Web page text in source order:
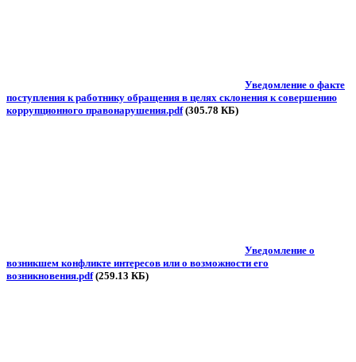
Уведомление о факте
поступления к работнику обращения в целях склонения к совершению
коррупционного правонарушения.pdf(305.78 КБ)
Уведомление о
возникшем конфликте интересов или о возможности его
возникновения.pdf(259.13 КБ)